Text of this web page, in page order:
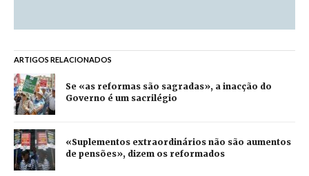
ARTIGOS RELACIONADOS
Se «as reformas são sagradas», a inacção do
Governo é um sacrilégio
«Suplementos extraordinários não são aumentos
de pensões», dizem os reformados